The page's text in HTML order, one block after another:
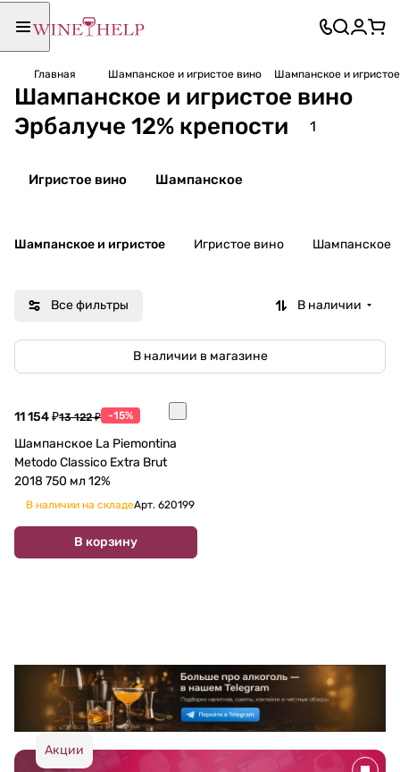
Главная Шампанское и игристое вино Шампанское и
Шампанское и игристое вино
Эрбалуче 12% крепости
1
Игристое вино Шампанское
Шампанское и игристое Игристое вино Шампанское
Все фильтры В наличии
В наличии в магазине
11 154 ₽13 122 ₽ -15%
Шампанское La Piemontina
Metodo Classico Extra Brut
2018 750 мл 12%
В наличии на складеАрт. 620199
В корзину
Акции